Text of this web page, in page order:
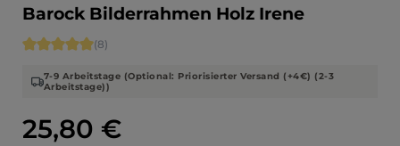
Barock Bilderrahmen Holz Irene
Regulärer Preis:
25,80 €
Durchschnittliche Bewertung von 5 von 5 Sternen
(8)
7-9 Arbeitstage (Optional: Priorisierter Versand (+4€) (2-3
Arbeitstage))